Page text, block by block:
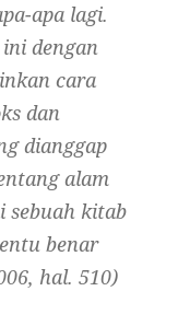
apa lagi.
dengan
cara
dan
dianggap
alam
sebuah kitab
benar
hal. 510)